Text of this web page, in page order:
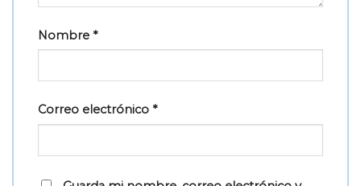
Nombre *
Correo electrónico *